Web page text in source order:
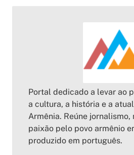
Portal dedicado a levar ao
a cultura, a história e a
Armênia. Reúne jornalismo,
paixão pelo povo armênio
produzido em português.